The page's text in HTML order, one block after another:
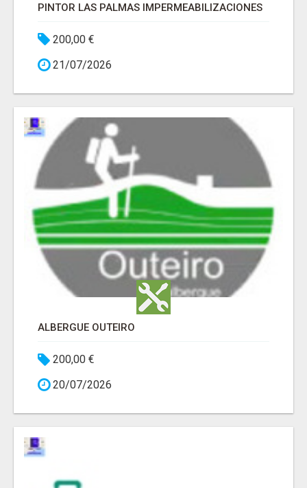
PINTOR LAS PALMAS IMPERMEABILIZACIONES
200,00 €
21/07/2026
ALBERGUE OUTEIRO
200,00 €
20/07/2026